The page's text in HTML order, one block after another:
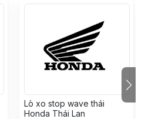
Lò xo stop wave thái
Honda Thái Lan